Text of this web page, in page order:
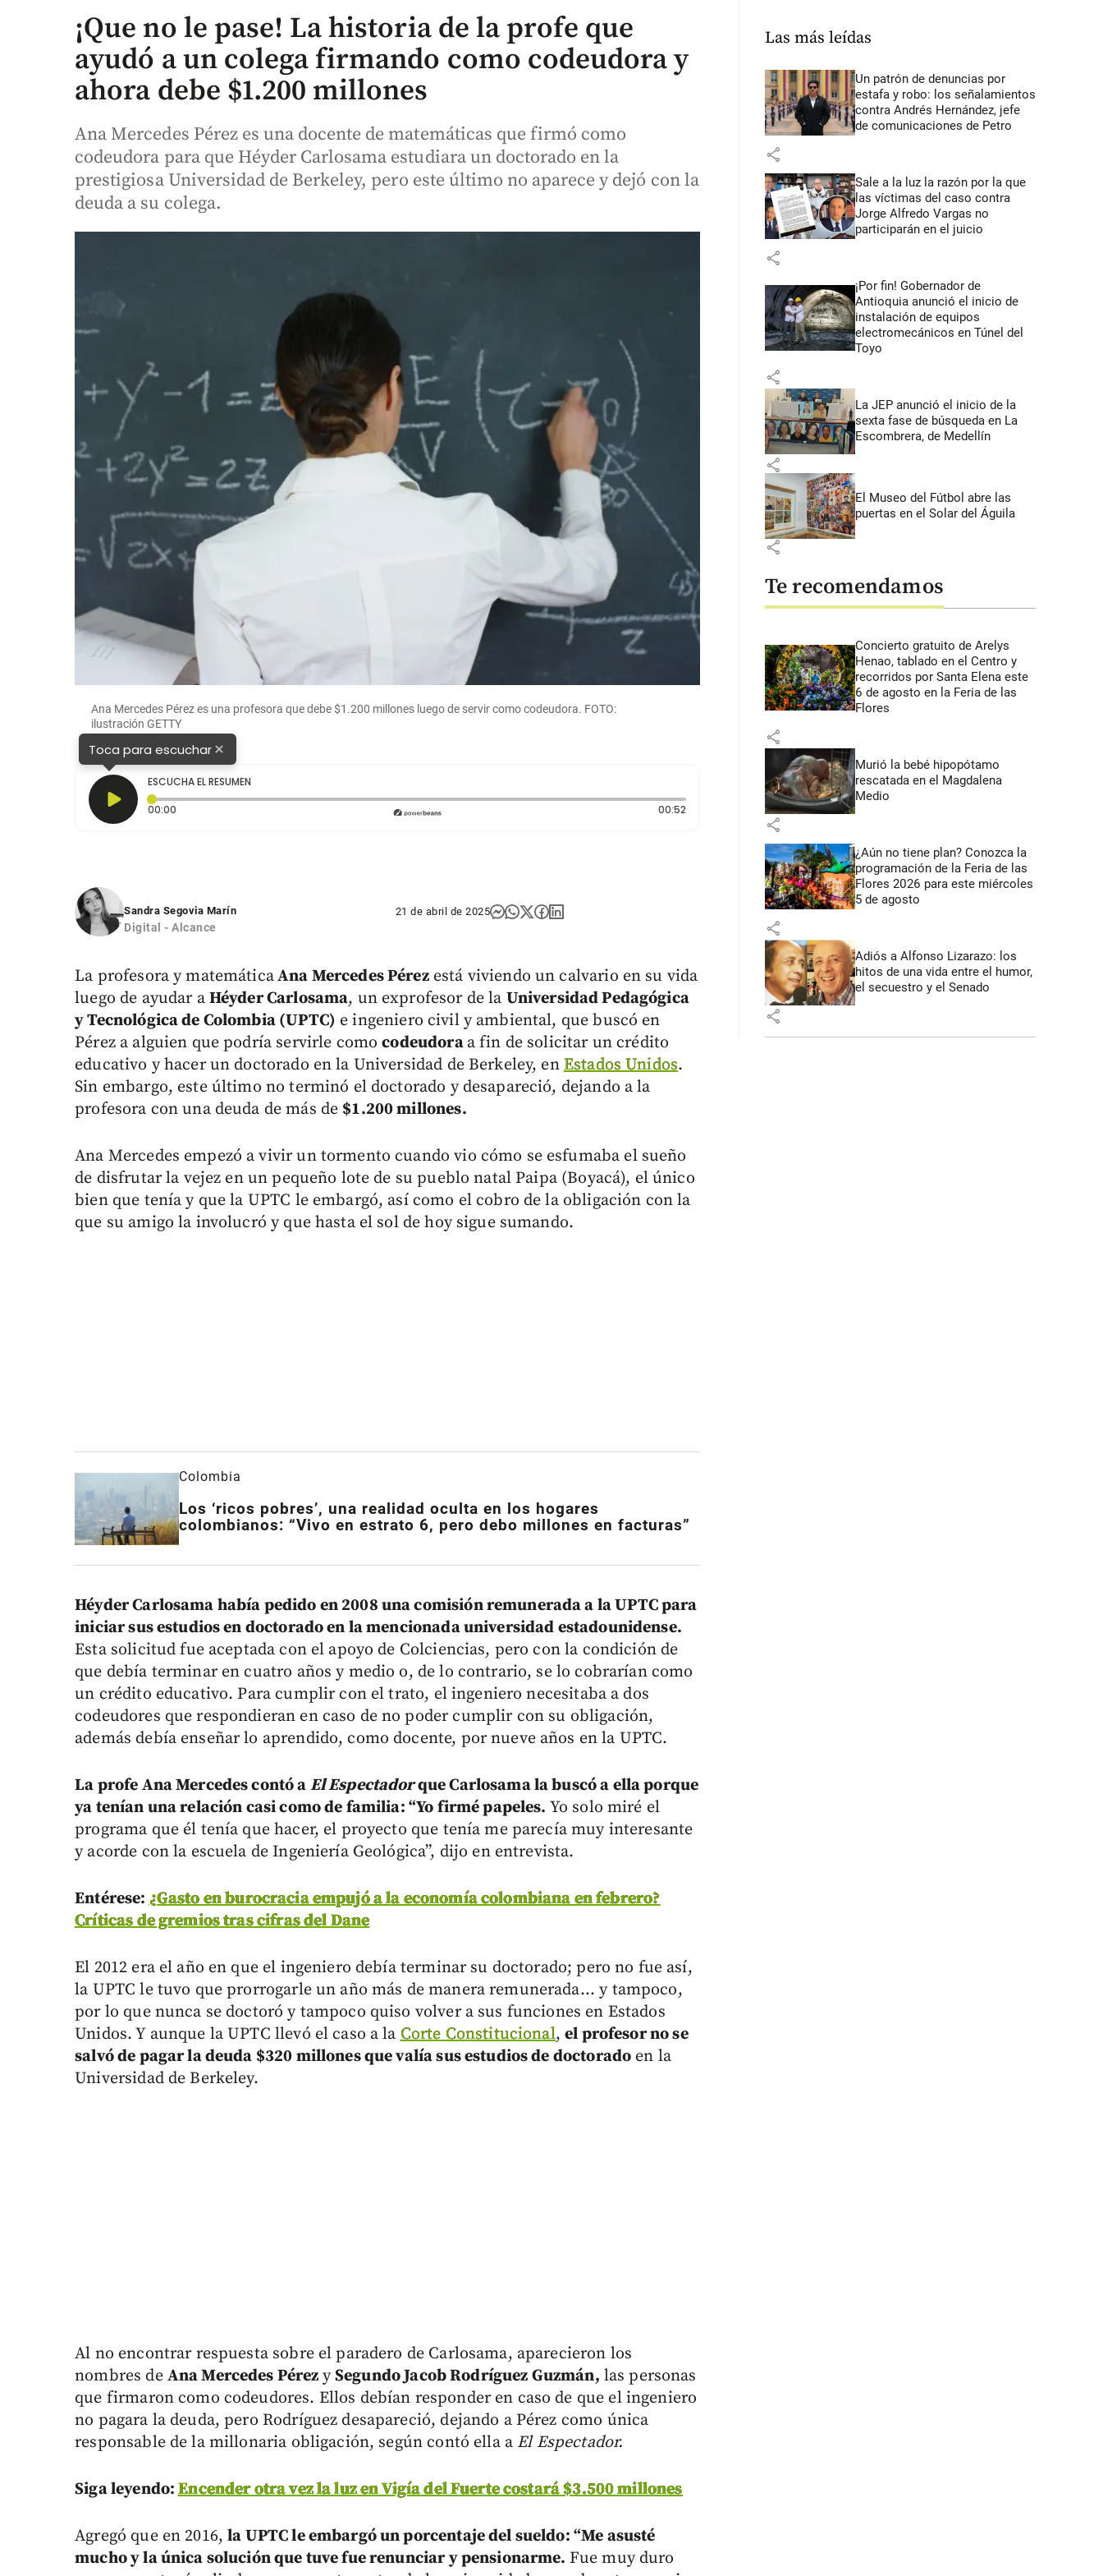
¡Que no le pase! La historia de la profe que
ayudó a un colega firmando como codeudora y
ahora debe $1.200 millones
Ana Mercedes Pérez es una docente de matemáticas que firmó como
codeudora para que Héyder Carlosama estudiara un doctorado en la
prestigiosa Universidad de Berkeley, pero este último no aparece y dejó con la
deuda a su colega.
Ana Mercedes Pérez es una profesora que debe $1.200 millones luego de servir como codeudora. FOTO:
ilustración GETTY
Toca para escuchar×
ESCUCHA EL RESUMEN
00:00
00:52Duración: 52 segundos
Sandra Segovia Marín
Digital - Alcance
21 de abril de 2025
La profesora y matemáticaAna Mercedes Pérezestá viviendo un calvario en su vida
luego de ayudar a Héyder Carlosama, un exprofesor de la Universidad Pedagógica
y Tecnológica de Colombia (UPTC) e ingeniero civil y ambiental, que buscó en
Pérez a alguien que podría servirle comocodeudora a fin de solicitar un crédito
educativo y hacer un doctorado en la Universidad de Berkeley, enEstados Unidos.
Sin embargo, este último no terminó el doctorado y desapareció, dejando a la
profesora con una deuda de más de $1.200 millones.
Ana Mercedes empezó a vivir un tormento cuando vio cómo se esfumaba el sueño
de disfrutar la vejez en un pequeño lote de su pueblo natal Paipa (Boyacá), el único
bien que tenía y que la UPTC le embargó, así como el cobro de la obligación con la
que su amigo la involucró y que hasta el sol de hoy sigue sumando.
Colombia
Los ‘ricos pobres’, una realidad oculta en los hogares
colombianos: “Vivo en estrato 6, pero debo millones en facturas”
Héyder Carlosama había pedido en 2008 una comisión remunerada a la UPTC para
iniciar sus estudios en doctorado en la mencionada universidad estadounidense.
Esta solicitud fue aceptada con el apoyo de Colciencias, pero con la condición de
que debía terminar en cuatro años y medio o, de lo contrario, se lo cobrarían como
un crédito educativo. Para cumplir con el trato, el ingeniero necesitaba a dos
codeudores que respondieran en caso de no poder cumplir con su obligación,
además debía enseñar lo aprendido, como docente, por nueve años en la UPTC.
La profe Ana Mercedes contó a El Espectadorque Carlosama la buscó a ella porque
ya tenían una relación casi como de familia: “Yo firmé papeles. Yo solo miré el
programa que él tenía que hacer, el proyecto que tenía me parecía muy interesante
y acorde con la escuela de Ingeniería Geológica”, dijo en entrevista.
Entérese:¿Gasto en burocracia empujó a la economía colombiana en febrero?
Críticas de gremios tras cifras del Dane
El 2012 era el año en que el ingeniero debía terminar su doctorado; pero no fue así,
la UPTC le tuvo que prorrogarle un año más de manera remunerada... y tampoco,
por lo que nunca se doctoró y tampoco quiso volver a sus funciones en Estados
Unidos. Y aunque la UPTC llevó el caso a laCorte Constitucional,el profesor no se
salvó de pagar la deuda $320 millones que valía sus estudios de doctorado en la
Universidad de Berkeley.
Al no encontrar respuesta sobre el paradero de Carlosama, aparecieron los
nombres de Ana Mercedes Pérez ySegundo Jacob Rodríguez Guzmán, las personas
que firmaron como codeudores. Ellos debían responder en caso de que el ingeniero
no pagara la deuda, pero Rodríguez desapareció, dejando a Pérez como única
responsable de la millonaria obligación, según contó ella a El Espectador.
Siga leyendo:Encender otra vez la luz en Vigía del Fuerte costará $3.500 millones
Agregó que en 2016,la UPTC le embargó un porcentaje del sueldo: “Me asusté
mucho y la única solución que tuve fue renunciar y pensionarme. Fue muy duro
Las más leídas
Un patrón de denuncias por
estafa y robo: los señalamientos
contra Andrés Hernández, jefe
de comunicaciones de Petro
share
Sale a la luz la razón por la que
las víctimas del caso contra
Jorge Alfredo Vargas no
participarán en el juicio
share
¡Por fin! Gobernador de
Antioquia anunció el inicio de
instalación de equipos
electromecánicos en Túnel del
Toyo
share
La JEP anunció el inicio de la
sexta fase de búsqueda en La
Escombrera, de Medellín
share
El Museo del Fútbol abre las
puertas en el Solar del Águila
share
Te recomendamos
Concierto gratuito de Arelys
Henao, tablado en el Centro y
recorridos por Santa Elena este
6 de agosto en la Feria de las
Flores
share
Murió la bebé hipopótamo
rescatada en el Magdalena
Medio
share
¿Aún no tiene plan? Conozca la
programación de la Feria de las
Flores 2026 para este miércoles
5 de agosto
share
Adiós a Alfonso Lizarazo: los
hitos de una vida entre el humor,
el secuestro y el Senado
share